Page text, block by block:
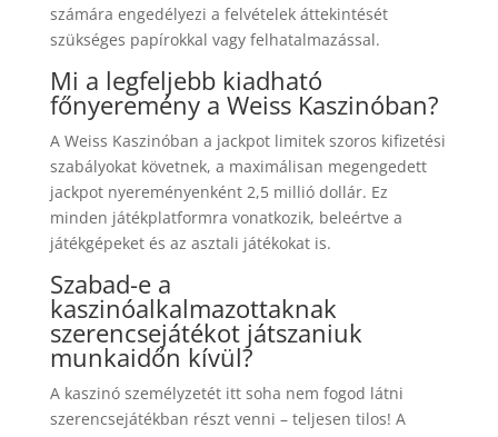
számára engedélyezi a felvételek áttekintését
szükséges papírokkal vagy felhatalmazással.
Mi a legfeljebb kiadható
főnyeremény a Weiss Kaszinóban?
A Weiss Kaszinóban a jackpot limitek szoros kifizetési
szabályokat követnek, a maximálisan megengedett
jackpot nyereményenként 2,5 millió dollár. Ez
minden játékplatformra vonatkozik, beleértve a
játékgépeket és az asztali játékokat is.
Szabad-e a
kaszinóalkalmazottaknak
szerencsejátékot játszaniuk
munkaidőn kívül?
A kaszinó személyzetét itt soha nem fogod látni
szerencsejátékban részt venni – teljesen tilos! A